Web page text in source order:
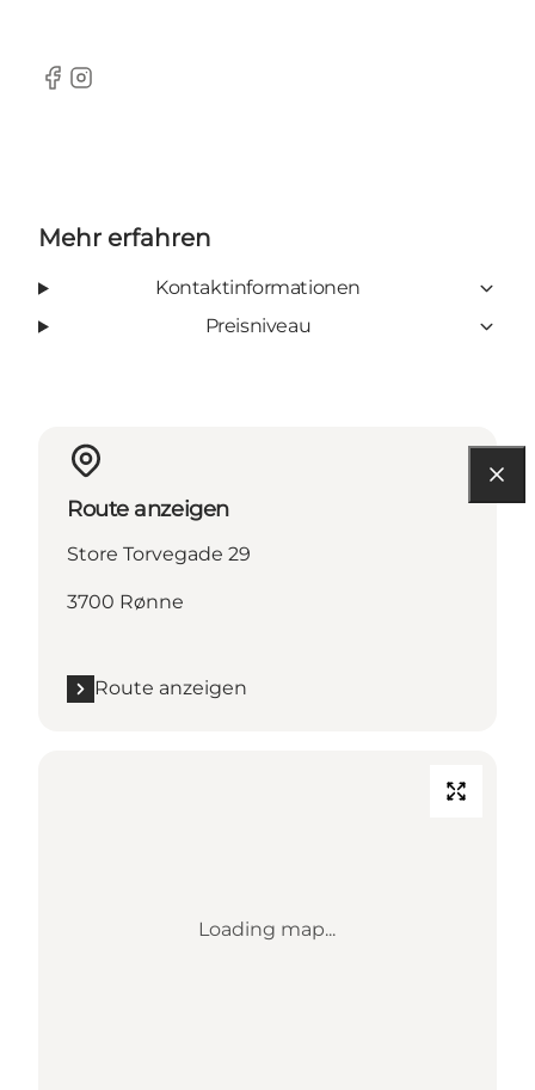
Facebook
Instagram
Mehr erfahren
Kontaktinformationen
Preisniveau
Route anzeigen
Store Torvegade 29
3700 Rønne
Route anzeigen
Loading map...